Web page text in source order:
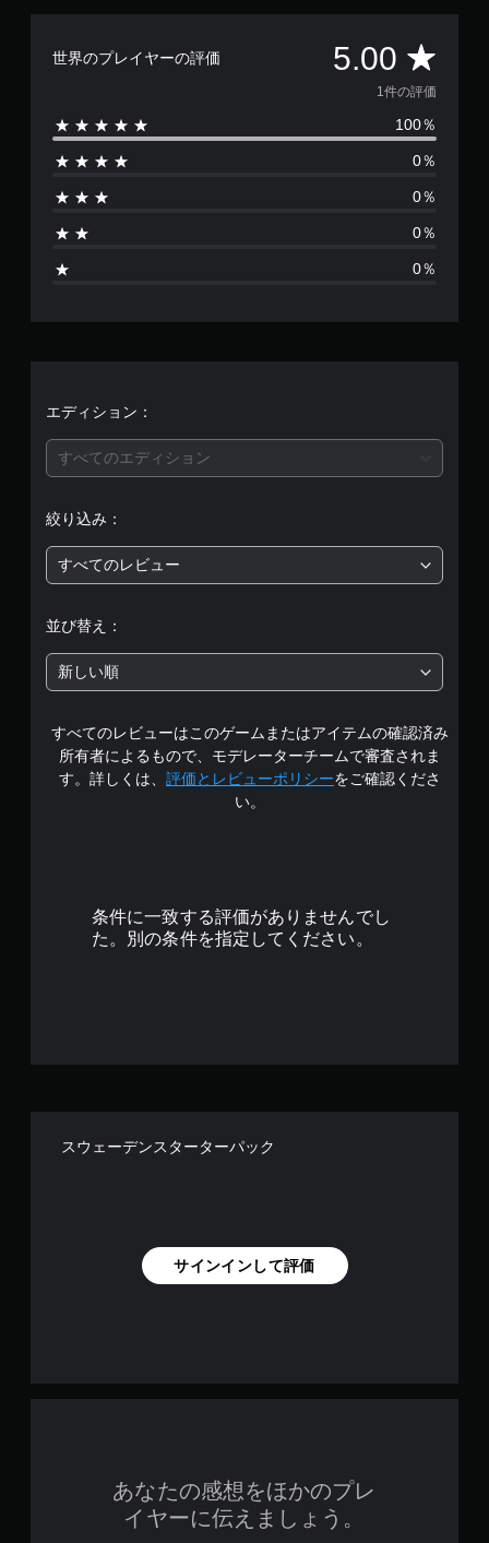
世界のプレイヤーの評価 5.00 評
価
数
は
、
段
階
の
1
で
す
1件の評価
100％
0％
0％
0％
0％
エディション：
すべてのエディション
絞り込み：
すべてのレビュー
並び替え：
新しい順
すべてのレビューはこのゲームまたはアイテムの確認済み
所有者によるもので、モデレーターチームで審査されま
す。詳しくは、 評価とレビューポリシーをご確認くださ
い。
条件に一致する評価がありませんでし
た。別の条件を指定してください。
スウェーデンスターターパック
サインインして評価
あなたの感想をほかのプレ
イヤーに伝えましょう。